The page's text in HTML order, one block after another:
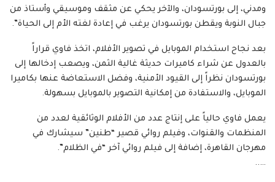
ومدني، إلى بورتسودان، والآخر يحكي عن مثقف وموسيقي وأستاذ من
جبال النوبة ويقطن بورتسودان يرغب في إعادة لغته الأم إلى الحياة”.
بعد نجاح استخدام الموبايل في تصوير الأفلام، اتخذ فاوي قراراً
بالعدول عن شراء كاميرات حديثة غالية الثمن، ويصعب إدخالها إلى
بورتسودان نظراً إلى القيود الأمنية، وفضل الاستعاضة عنها بكاميرا
الموبايل، والاستفادة من إمكانية التصوير بالموبايل بسهولة.
يعمل فاوي حالياً على إنتاج عدد من الأفلام الوثائقية لعدد من
المنظمات والقنوات، وفيلم روائي قصير “طنين” سيشارك في
مهرجان القاهرة، إضافة إلى فيلم روائي آخر “في الظلام”.
…..